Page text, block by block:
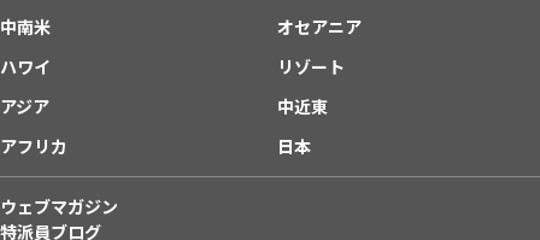
中南米
オセアニア
ハワイ
リゾート
アジア
中近東
アフリカ
日本
ウェブマガジン
特派員ブログ